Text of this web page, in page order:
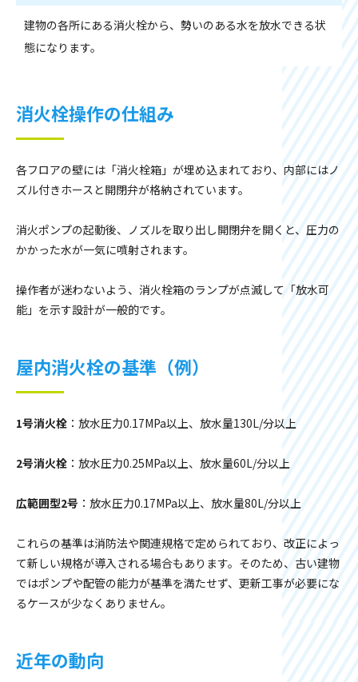
建物の各所にある消火栓から、勢いのある水を放水できる状
態になります。
消火栓操作の仕組み
各フロアの壁には「消火栓箱」が埋め込まれており、内部にはノ
ズル付きホースと開閉弁が格納されています。
消火ポンプの起動後、ノズルを取り出し開閉弁を開くと、圧力の
かかった水が一気に噴射されます。
操作者が迷わないよう、消火栓箱のランプが点滅して「放水可
能」を示す設計が一般的です。
屋内消火栓の基準（例）
1号消火栓 ：放水圧力0.17MPa以上、放水量130L/分以上
2号消火栓 ：放水圧力0.25MPa以上、放水量60L/分以上
広範囲型2号 ：放水圧力0.17MPa以上、放水量80L/分以上
これらの基準は消防法や関連規格で定められており、改正によっ
て新しい規格が導入される場合もあります。そのため、古い建物
ではポンプや配管の能力が基準を満たせず、更新工事が必要にな
るケースが少なくありません。
近年の動向